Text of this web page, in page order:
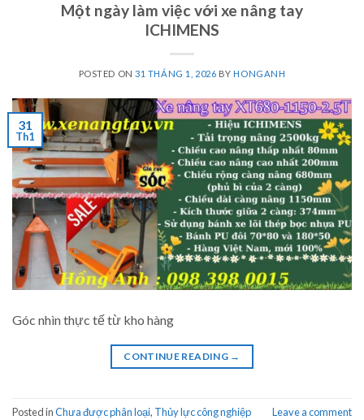
Một ngày làm việc với xe nâng tay
ICHIMENS
POSTED ON31 THÁNG 1, 2026 BYHONGANH
31
Th1
Góc nhìn thực tế từ kho hàng
CONTINUE READING →
Posted inChưa được phân loại, Thủy lực công nghiệp Leave a comment